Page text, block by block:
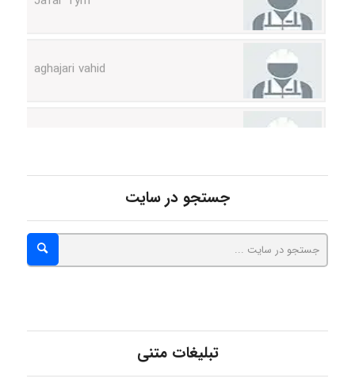
Alirez0990
hosein abdolvand
emami
جستجو در سایت
تبلیغات متنی